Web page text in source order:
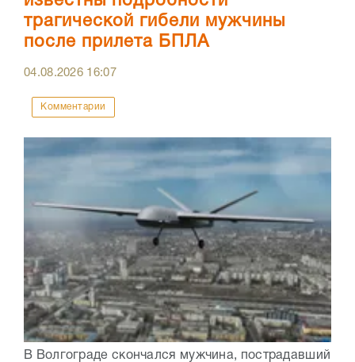
трагической гибели мужчины
после прилета БПЛА
04.08.2026 16:07
Комментарии
В Волгограде скончался мужчина, пострадавший